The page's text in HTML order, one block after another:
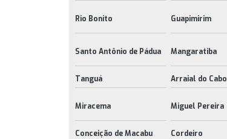
Rio Bonito Guapimirim
Santo Antônio de Pádua Mangaratiba
Tanguá Arraial do Cabo
Miracema Miguel Pereira
Conceição de Macabu Cordeiro